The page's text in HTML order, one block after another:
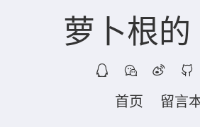
萝卜根的
首页 留言